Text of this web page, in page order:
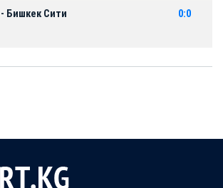
Бишкек Сити 0:0